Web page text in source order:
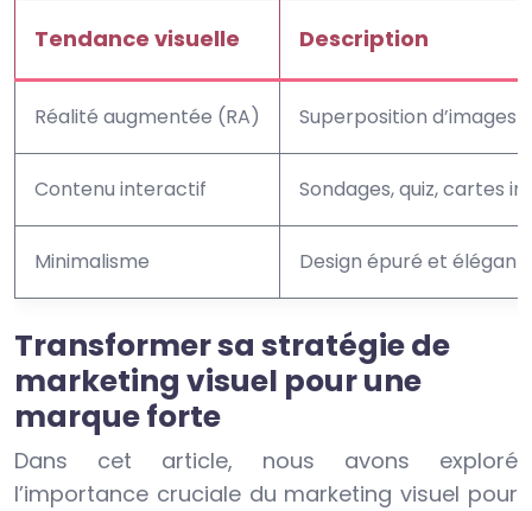
Tendance visuelle Description
Réalité augmentée (RA) Superposition d’images
Contenu interactif Sondages, quiz, cartes
Minimalisme Design épuré et élégant
Transformer sa stratégie de
marketing visuel pour une
marque forte
Dans cet article, nous avons exploré
l’importance cruciale du marketing visuel pour